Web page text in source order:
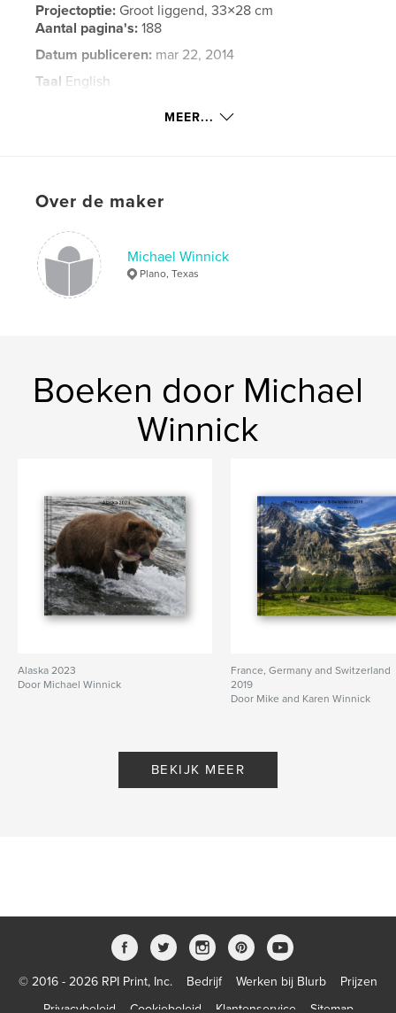
Projectoptie: Groot liggend, 33×28 cm
Aantal pagina's:188
Datum publiceren: mar 22, 2014
Taal English
MEER...
Over de maker
Michael Winnick
Plano, Texas
Boeken door Michael
Winnick
Alaska 2023
Door Michael Winnick
France, Germany and Switzerland
2019
Door Mike and Karen Winnick
BEKIJK MEER
© 2016 - 2026 RPI Print, Inc. Bedrijf Werken bij Blurb
Prijzen
Privacybeleid
Cookiebeleid Klantenservice Sitemap